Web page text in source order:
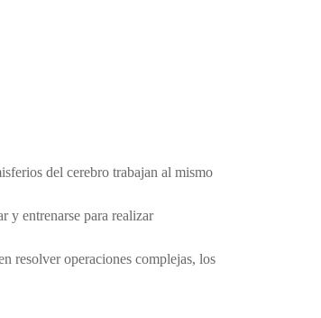
del cerebro trabajan al mismo
y entrenarse para realizar
resolver operaciones complejas, los